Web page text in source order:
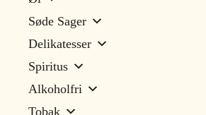
Søde Sager
Delikatesser
Spiritus
Alkoholfri
Tobak